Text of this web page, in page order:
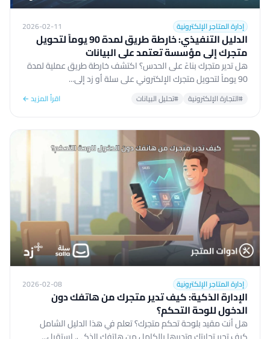
إدارة المتاجر الإلكترونية 2026-02-11
الدليل التنفيذي: خارطة طريق لمدة 90 يوماً لتحويل
متجرك إلى مؤسسة تعتمد على البيانات
هل تدير متجرك بناءً على الحدس؟ اكتشف خارطة طريق عملية لمدة
90 يوماً لتحويل متجرك الإلكتروني على سلة أو زد إلى...
#التجارة الإلكترونية #تحليل البيانات اقرأ المزيد ←
إدارة المتاجر الإلكترونية 2026-02-08
الإدارة الذكية: كيف تدير متجرك من هاتفك دون
الدخول للوحة التحكم؟
هل أنت مقيد بلوحة تحكم متجرك؟ تعلم في هذا الدليل الشامل